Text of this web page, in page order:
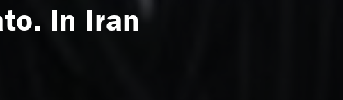
In Iran